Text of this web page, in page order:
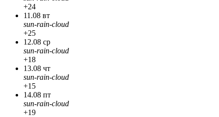
+24
11.08 вт
sun-rain-cloud
+25
12.08 ср
sun-rain-cloud
+18
13.08 чт
sun-rain-cloud
+15
14.08 пт
sun-rain-cloud
+19